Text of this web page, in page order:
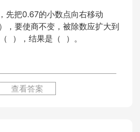
先把0.67的小数点向右移动
要使商不变，被除数应扩大到
），结果是（ ）。
查看答案